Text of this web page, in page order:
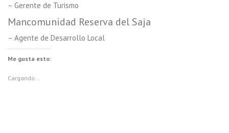
– Gerente de Turismo
Mancomunidad Reserva del Saja
– Agente de Desarrollo Local
Me gusta esto:
Cargando...